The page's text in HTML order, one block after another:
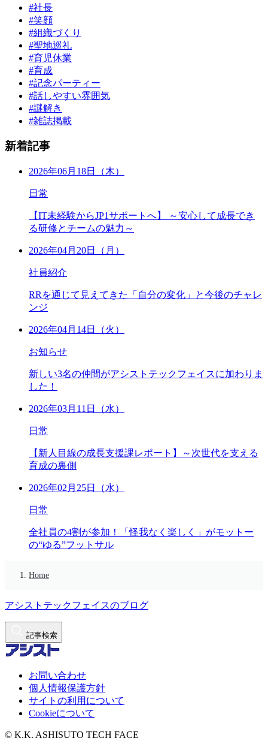
#社長
#笑顔
#組織づくり
#聖地巡礼
#育児休業
#育成
#記念パーティー
#話しやすい雰囲気
#謎解き
#雑誌掲載
新着記事
2026年06月18日（木）
日常
【IT未経験からJP1サポートへ】 ～安心して成長でき
る研修とチームの魅力～
2026年04月20日（月）
社員紹介
RRを通じて見えてきた「自分の変化」と今後のチャレ
ンジ
2026年04月14日（火）
お知らせ
新しい3名の仲間がアシストテックフェイスに加わりま
した！
2026年03月11日（水）
日常
【新人目線の成長支援課レポート】～次世代を支える
育成の裏側
2026年02月25日（水）
日常
全社員の4割が参加！「怪我なく楽しく」がモットー
の“ゆる”フットサル
Home
アシストテックフェイスのブログ
記事検索
お問い合わせ
個人情報保護方針
サイトの利用について
Cookieについて
© K.K. ASHISUTO TECH FACE